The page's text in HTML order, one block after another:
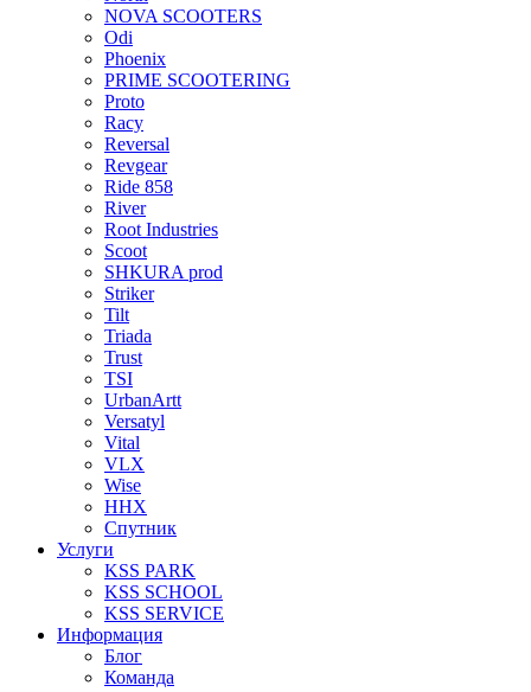
NOVA SCOOTERS
Odi
Phoenix
PRIME SCOOTERING
Proto
Racy
Reversal
Revgear
Ride 858
River
Root Industries
Scoot
SHKURA рrоd
Striker
Tilt
Triada
Trust
TSI
UrbanArtt
Versatyl
Vital
VLX
Wise
ННХ
Спутник
Услуги
KSS PARK
KSS SCHOOL
KSS SERVICE
Информация
Блог
Команда